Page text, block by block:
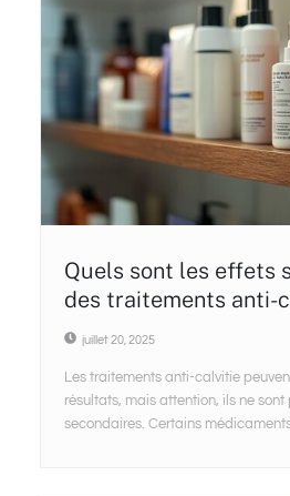
Quels sont les effets
des traitements anti-
juillet 20, 2025
Les traitements anti-calvitie
résultats, mais attention, ils ne sont
secondaires. Certains